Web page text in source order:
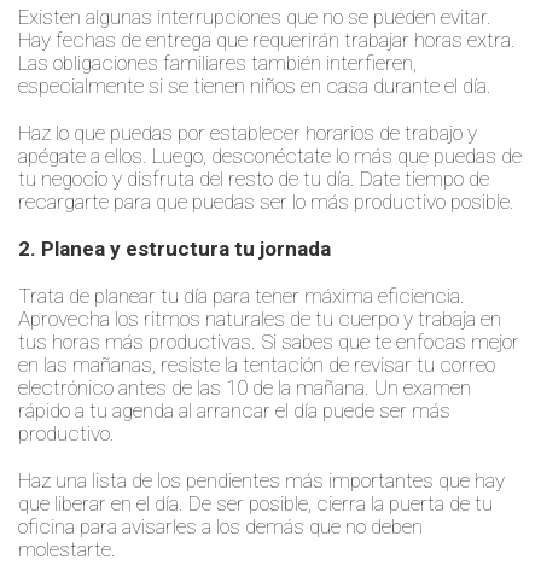
Existen algunas interrupciones que no se pueden evitar.
Hay fechas de entrega que requerirán trabajar horas extra.
Las obligaciones familiares también interfieren,
especialmente si se tienen niños en casa durante el día.
Haz lo que puedas por establecer horarios de trabajo y
apégate a ellos. Luego, desconéctate lo más que puedas de
tu negocio y disfruta del resto de tu día. Date tiempo de
recargarte para que puedas ser lo más productivo posible.
2. Planea y estructura tu jornada
Trata de planear tu día para tener máxima eficiencia.
Aprovecha los ritmos naturales de tu cuerpo y trabaja en
tus horas más productivas. Si sabes que te enfocas mejor
en las mañanas, resiste la tentación de revisar tu correo
electrónico antes de las 10 de la mañana. Un examen
rápido a tu agenda al arrancar el día puede ser más
productivo.
Haz una lista de los pendientes más importantes que hay
que liberar en el día. De ser posible, cierra la puerta de tu
oficina para avisarles a los demás que no deben
molestarte.